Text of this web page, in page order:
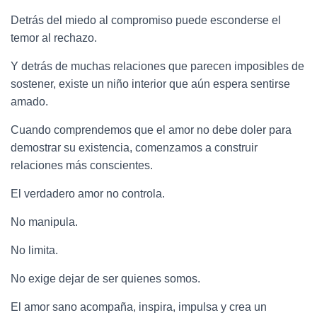
Detrás del miedo al compromiso puede esconderse el
temor al rechazo.
Y detrás de muchas relaciones que parecen imposibles de
sostener, existe un niño interior que aún espera sentirse
amado.
Cuando comprendemos que el amor no debe doler para
demostrar su existencia, comenzamos a construir
relaciones más conscientes.
El verdadero amor no controla.
No manipula.
No limita.
No exige dejar de ser quienes somos.
El amor sano acompaña, inspira, impulsa y crea un